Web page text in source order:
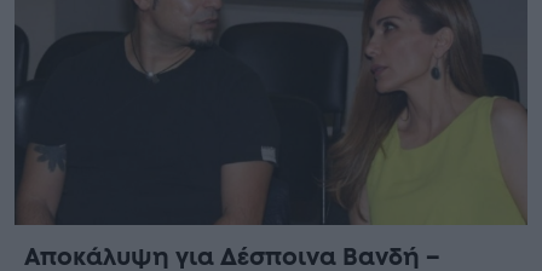
Αποκάλυψη για Δέσποινα Βανδή –